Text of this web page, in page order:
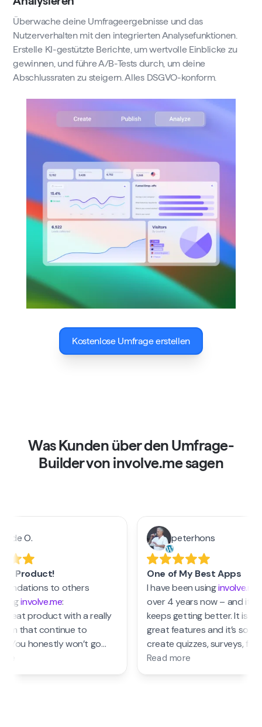
Überwache deine Umfrageergebnisse und das
Nutzerverhalten mit den integrierten Analysefunktionen.
Erstelle KI-gestützte Berichte, um wertvolle Einblicke zu
gewinnen, und führe A/B-Tests durch, um deine
Abschlussraten zu steigern. Alles DSGVO-konform.
Kostenlose Umfrage erstellen
Was Kunden über den Umfrage-
Builder von involve.me sagen